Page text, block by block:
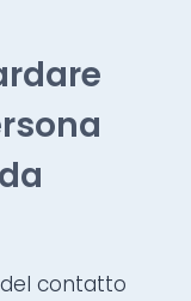
contatto